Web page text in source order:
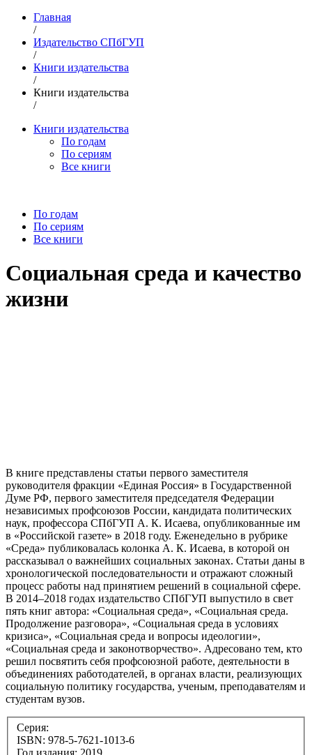
Главная
/
Издательство СПбГУП
/
Книги издательства
/
Книги издательства
/
Книги издательства
По годам
По сериям
Все книги
По годам
По сериям
Все книги
Социальная среда и качество
жизни
В книге представлены статьи первого заместителя
руководителя фракции «Единая Россия» в Государственной
Думе РФ, первого заместителя председателя Федерации
независимых профсоюзов России, кандидата политических
наук, профессора СПбГУП А. К. Исаева, опубликованные им
в «Российской газете» в 2018 году. Еженедельно в рубрике
«Среда» публиковалась колонка А. К. Исаева, в которой он
рассказывал о важнейших социальных законах. Статьи даны в
хронологической последовательности и отражают сложный
процесс работы над принятием решений в социальной сфере.
В 2014–2018 годах издательство СПбГУП выпустило в свет
пять книг автора: «Социальная среда», «Социальная среда.
Продолжение разговора», «Социальная среда в условиях
кризиса», «Социальная среда и вопросы идеологии»,
«Социальная среда и законотворчество». Адресовано тем, кто
решил посвятить себя профсоюзной работе, деятельности в
объединениях работодателей, в органах власти, реализующих
социальную политику государства, ученым, преподавателям и
студентам вузов.
Серия:
ISBN: 978-5-7621-1013-6